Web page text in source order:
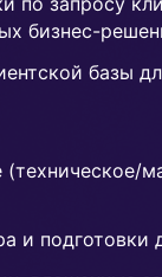
бизнес-
базы
и подготовки